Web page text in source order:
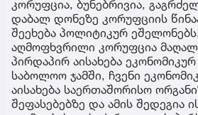
კორუფცია, ბუნებრივია,
დაბალ დონეზე კორუფციის
შეეხება პოლიტიკურ
აღმოფხვრილი კორუფცია
პირდაპირ აისახება
საბოლოო ჯამში, ჩვენი
აისახება საერთაშორისო
შეფასებებზე და ამის შედეგია